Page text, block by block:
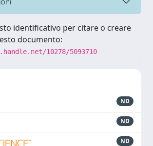
identificativo per citare o creare
documento:
10278/5093710
ND
ND
ND